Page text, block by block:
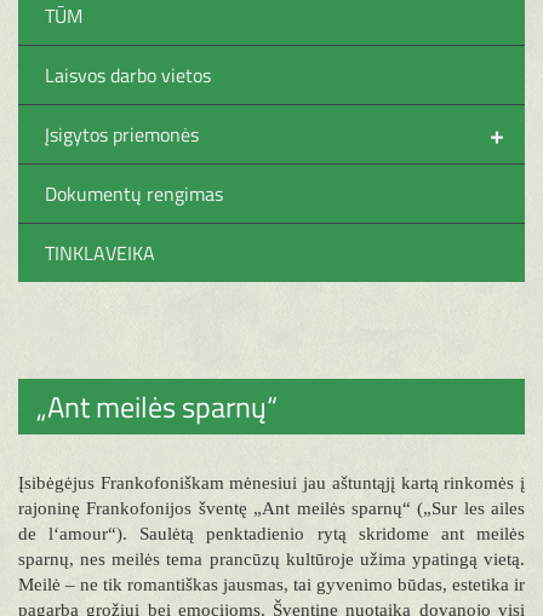
TŪM
Laisvos darbo vietos
+
Įsigytos priemonės
Dokumentų rengimas
TINKLAVEIKA
„Ant meilės sparnų“
Įsibėgėjus Frankofoniškam mėnesiui jau aštuntąjį kartą rinkomės į
rajoninę Frankofonijos šventę „Ant meilės sparnų“ („Sur les ailes
de l‘amour“). Saulėtą penktadienio rytą skridome ant meilės
sparnų, nes meilės tema prancūzų kultūroje užima ypatingą vietą.
Meilė – ne tik romantiškas jausmas, tai gyvenimo būdas, estetika ir
pagarba grožiui bei emocijoms. Šventinę nuotaiką dovanojo visi